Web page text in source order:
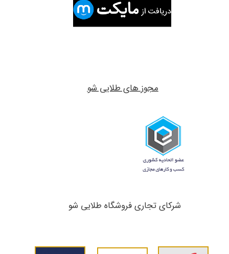
شرکای تجاری ​​​​​​​فروشگاه طلایی شو
مجوز های طلایی شو